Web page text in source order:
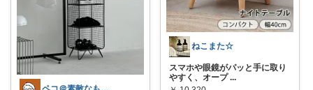
ねこまた☆
スマホや眼鏡がパッと手に取り
やすく、オープ ...